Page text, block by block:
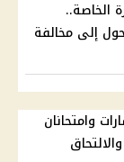
الخاصة..
إلى مخالفة
المصرية 2026.. 4 مسارات وامتحانان